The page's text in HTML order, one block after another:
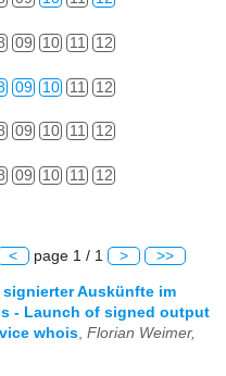
09 10 11 12
09 10 11 12
09 10 11 12
09 10 11 12
< page 1 / 1 > >>
Auskünfte im
- Launch of signed output
whois Florian Weimer,